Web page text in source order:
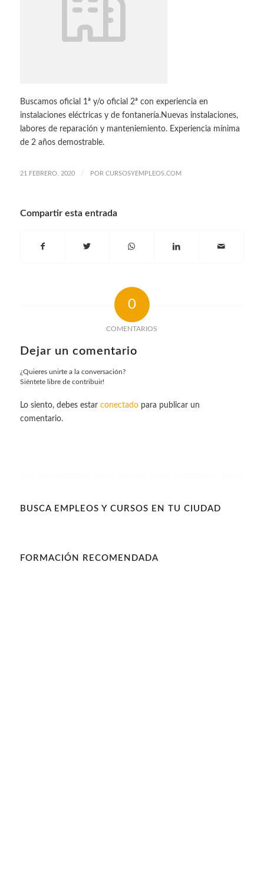
Buscamos oficial 1ª y/o oficial 2ª con experiencia en
instalaciones eléctricas y de fontanería.Nuevas instalaciones,
labores de reparación y manteniemiento. Experiencia mínima
de 2 años demostrable.
21 FEBRERO, 2020 / POR CURSOSYEMPLEOS.COM
Compartir esta entrada
0
COMENTARIOS
Dejar un comentario
¿Quieres unirte a la conversación?
Siéntete libre de contribuir!
Lo siento, debes estar conectadopara publicar un
comentario.
BUSCA EMPLEOS Y CURSOS EN TU CIUDAD
FORMACIÓN RECOMENDADA